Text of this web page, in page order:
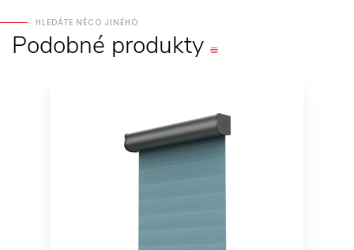
HLEDÁTE NĚCO JINÉHO
Podobné produkty